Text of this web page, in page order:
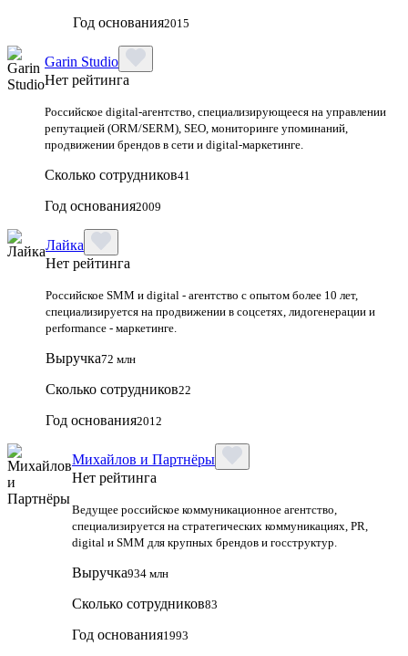
Год основания2015
Garin Studio
Нет рейтинга
Российское digital-агентство, специализирующееся на управлении
репутацией (ORM/SERM), SEO, мониторинге упоминаний,
продвижении брендов в сети и digital-маркетинге.
Сколько сотрудников41
Год основания2009
Лайка
Нет рейтинга
Российское SMM и digital - агентство с опытом более 10 лет,
специализируется на продвижении в соцсетях, лидогенерации и
performance - маркетинге.
Выручка72 млн
Сколько сотрудников22
Год основания2012
Михайлов и Партнёры
Нет рейтинга
Ведущее российское коммуникационное агентство,
специализируется на стратегических коммуникациях, PR,
digital и SMM для крупных брендов и госструктур.
Выручка934 млн
Сколько сотрудников83
Год основания1993